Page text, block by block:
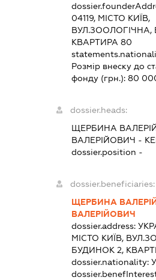
04119, МІСТО КИЇВ,
ВУЛ.ЗООЛОГІЧНА,
КВАРТИРА 80
Розмір внеску до
фонду (грн.): 80
dossier.heads:
ЩЕРБИНА
ВАЛЕРІЙОВИЧ -
dossier.position -
dossier.beneficiaries:
ЩЕРБИНА
ВАЛЕРІЙОВИЧ
dossier.address:
МІСТО КИЇВ,
БУДИНОК 2,
dossier.nationality: